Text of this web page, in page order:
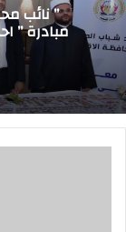
” نائب
مبادرة ”